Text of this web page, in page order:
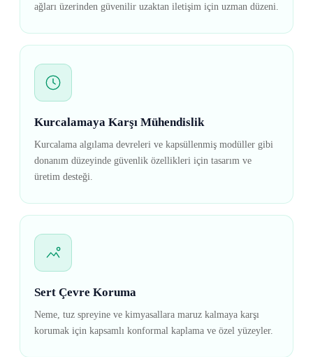
ağları üzerinden güvenilir uzaktan iletişim için uzman düzeni.
Kurcalamaya Karşı Mühendislik
Kurcalama algılama devreleri ve kapsüllenmiş modüller gibi
donanım düzeyinde güvenlik özellikleri için tasarım ve
üretim desteği.
Sert Çevre Koruma
Neme, tuz spreyine ve kimyasallara maruz kalmaya karşı
korumak için kapsamlı konformal kaplama ve özel yüzeyler.